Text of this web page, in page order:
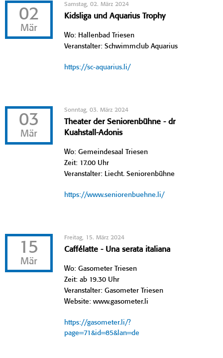
02
Mär
Samstag, 02. März 2024
Kidsliga und Aquarius Trophy
Wo: Hallenbad Triesen
Veranstalter: Schwimmclub Aquarius
https://sc-aquarius.li/
03
Mär
Sonntag, 03. März 2024
Theater der Seniorenbühne - dr
Kuahstall-Adonis
Wo: Gemeindesaal Triesen
Zeit: 17.00 Uhr
Veranstalter: Liecht. Seniorenbühne
https://www.seniorenbuehne.li/
15
Mär
Freitag, 15. März 2024
Caffélatte - Una serata italiana
Wo: Gasometer Triesen
Zeit: ab 19.30 Uhr
Veranstalter: Gasometer Triesen
Website: www.gasometer.li
https://gasometer.li/?
page=71&id=85&lan=de